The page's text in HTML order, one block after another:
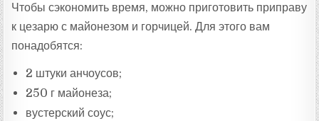
Чтобы сэкономить время, можно приготовить приправу
к цезарю с майонезом и горчицей. Для этого вам
понадобятся:
2 штуки анчоусов;
250 г майонеза;
вустерский соус;